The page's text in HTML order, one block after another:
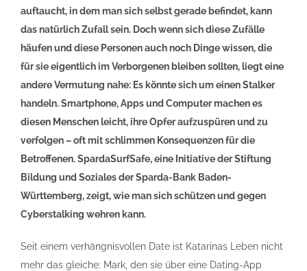
auftaucht, in dem man sich selbst gerade befindet, kann
das natürlich Zufall sein. Doch wenn sich diese Zufälle
häufen und diese Personen auch noch Dinge wissen, die
für sie eigentlich im Verborgenen bleiben sollten, liegt eine
andere Vermutung nahe: Es könnte sich um einen Stalker
handeln. Smartphone, Apps und Computer machen es
diesen Menschen leicht, ihre Opfer aufzuspüren und zu
verfolgen – oft mit schlimmen Konsequenzen für die
Betroffenen. SpardaSurfSafe, eine Initiative der Stiftung
Bildung und Soziales der Sparda-Bank Baden-
Württemberg, zeigt, wie man sich schützen und gegen
Cyberstalking wehren kann.
Seit einem verhängnisvollen Date ist Katarinas Leben nicht
mehr das gleiche: Mark, den sie über eine Dating-App